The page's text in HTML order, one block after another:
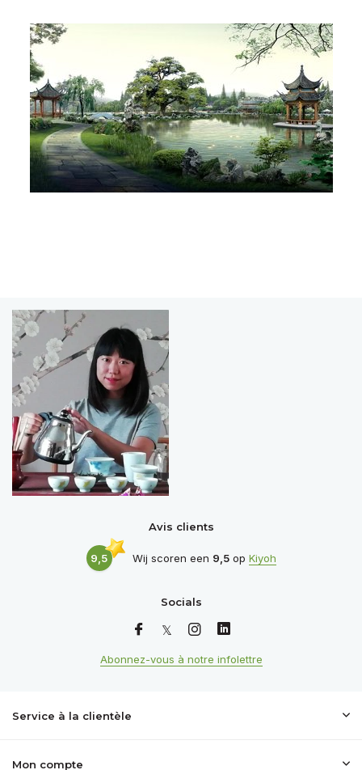
Avis clients
9,5 Wij scoren een 9,5op Kiyoh
Socials
Abonnez-vous à notre infolettre
Service à la clientèle
Mon compte